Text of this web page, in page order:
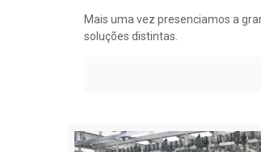
Mais uma vez presenciamos a
soluções distintas.